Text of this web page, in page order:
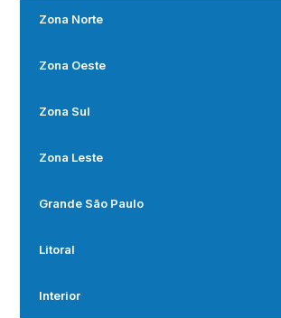
Zona Norte
Zona Oeste
Zona Sul
Zona Leste
Grande São Paulo
Litoral
Interior